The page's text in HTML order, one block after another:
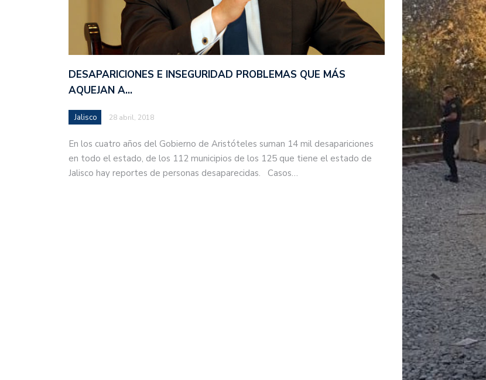
DESAPARICIONES E INSEGURIDAD PROBLEMAS QUE MÁS
AQUEJAN A…
Jalisco 28 abril, 2018
En los cuatro años del Gobierno de Aristóteles suman 14 mil desapariciones
en todo el estado, de los 112 municipios de los 125 que tiene el estado de
Jalisco hay reportes de personas desaparecidas. Casos…